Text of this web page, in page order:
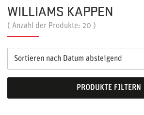
WILLIAMS KAPPEN
( Anzahl der Produkte: 20 )
Sortieren nach Datum absteigend
PRODUKTE FILTERN